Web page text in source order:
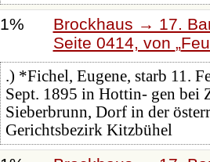
1%
Brockhaus → 17.
Seite 0414, von
.) *Fichel, Eugene, starb 11.
Sept. 1895 in Hottin- gen bei
Sieberbrunn, Dorf in der
Gerichtsbezirk Kitzbühel